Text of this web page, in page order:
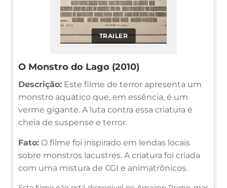
TRAILER
O Monstro do Lago (2010)
Descrição: Este filme de terror apresenta um
monstro aquático que, em essência, é um
verme gigante. A luta contra essa criatura é
cheia de suspense e terror.
Fato: O filme foi inspirado em lendas locais
sobre monstros lacustres. A criatura foi criada
com uma mistura de CGI e animatrônicos.